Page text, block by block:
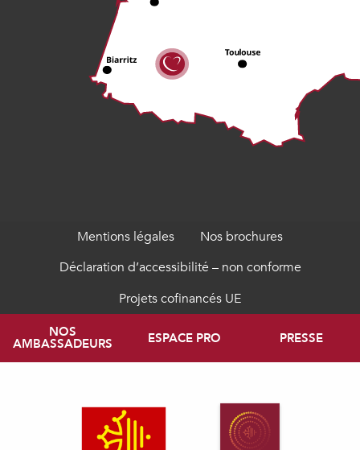
Mentions légales
Nos brochures
Déclaration d’accessibilité – non conforme
Projets cofinancés UE
NOS
AMBASSADEURS ESPACE PRO PRESSE